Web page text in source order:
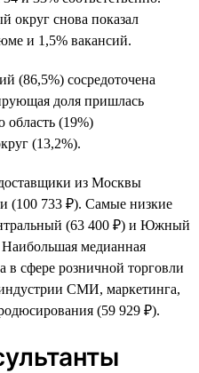
округ снова показал
и 1,5% вакансий.
(86,5%) сосредоточена
доля пришлась
(19%)
(13,2%).
из Москвы
(100 733 ₽). Самые низкие
(63 400 ₽) и Южный
медианная
в сфере розничной торговли
СМИ, маркетинга,
(59 929 ₽).